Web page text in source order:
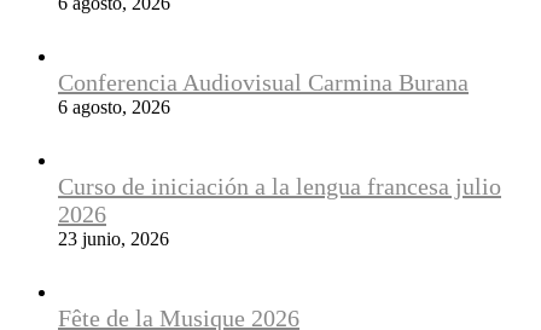
Conferencia Audiovisual Carmina Burana
6 agosto, 2026
Curso de iniciación a la lengua francesa julio
2026
23 junio, 2026
Fête de la Musique 2026